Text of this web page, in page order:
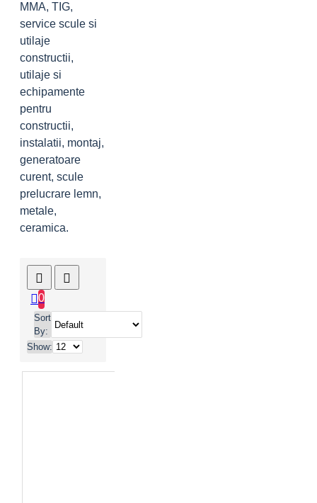
MMA, TIG,
service scule si
utilaje
constructii,
utilaje si
echipamente
pentru
constructii,
instalatii, montaj,
generatoare
curent, scule
prelucrare lemn,
metale,
ceramica.
0
Sort
By:
Show: